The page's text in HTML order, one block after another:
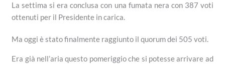
La settima si era conclusa con una fumata nera con 387 voti
ottenuti per il Presidente in carica.
Ma oggi è stato finalmente raggiunto il quorum dei 505 voti.
Era già nell’aria questo pomeriggio che si potesse arrivare ad